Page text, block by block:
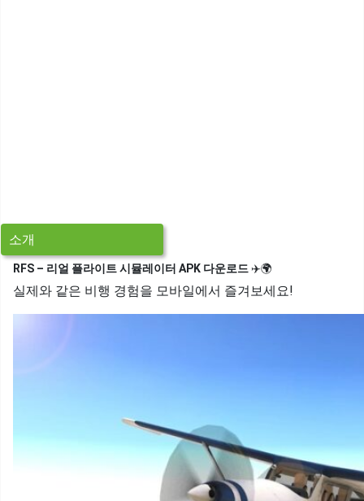
소개
RFS – 리얼 플라이트 시뮬레이터 APK 다운로드 ✈️🌍
실제와 같은 비행 경험을 모바일에서 즐겨보세요!